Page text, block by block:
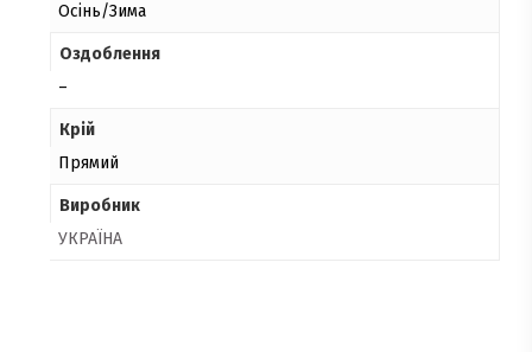
Осінь/Зима
Оздоблення
–
Крій
Прямий
Виробник
УКРАЇНА